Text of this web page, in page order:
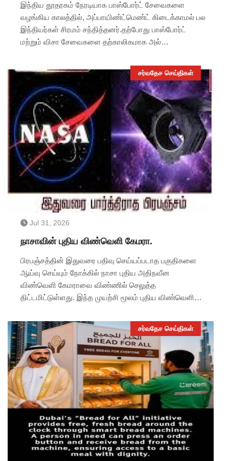
இந்திய தூதரகம் நேரடியாக பாஸ்போர்ட் சேவைகளை
வழங்கிய காலத்தில், அப்பாயிண்ட்மெண்ட் கிடைக்காமல் பல
இந்தியர்கள் சிரமம் சந்தித்தனர்.தற்போது பாஸ்போர்ட்
மற்றும் விசா சேவைகளை தற்காலிகமாக அல்
உள்ள அதன் சேவை மையங்களில் ஏராளமான இந்தியர்கள்
நீண்ட வரிசையில் காத்திருந்து சேவைகளைப் பெற்றனர்.
சர்வதேச செய்திகள்
Jul 31, 2026
நாசாவின் புதிய விண்வெளி கேமரா.
பிரபஞ்சத்தின் இதுவரை பதிவு செய்யப்படாத பகுதிகளை
ஆய்வு செய்யும் நோக்கில் நாசா புதிய அதிநவீன
விண்வெளி கேமராவை விண்ணில் செலுத்த
திட்டமிட்டுள்ளது. இந்த முயற்சி மூலம் புதிய விண்வெளி
தெரிவித்துள்ளனர்.
சர்வதேச செய்திகள்